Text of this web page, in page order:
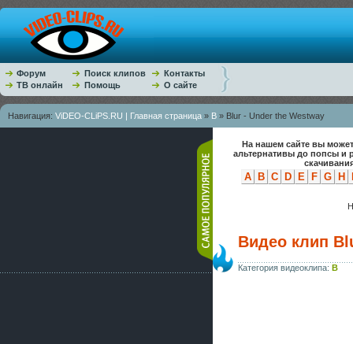
Форум Поиск клипов
Контакты
ТВ онлайн
Помощь О сайте
Навигация: ViDEO-CLiPS.RU | Главная страница » B » Blur - Under the Westway
На нашем сайте вы
альтернативы до попсы и
A B C D E F G H
Видео клип
Категория видеоклипа: B